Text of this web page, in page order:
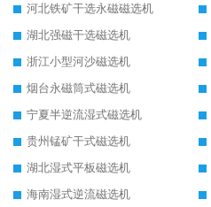
河北铁矿干选永磁磁选机
湖北强磁干选磁选机
浙江小型河沙磁选机
烟台永磁筒式磁选机
宁夏半逆流湿式磁选机
贵州锰矿干式磁选机
湖北湿式平板磁选机
海南湿式逆流磁选机